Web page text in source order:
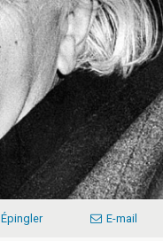
Épingler E-mail